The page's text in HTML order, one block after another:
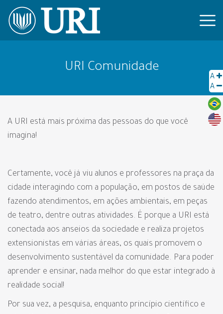
A
A
URI Comunidade
A URI está mais próxima das pessoas do que você
imagina!
Certamente, você já viu alunos e professores na praça da
cidade interagindo com a população, em postos de saúde
fazendo atendimentos, em ações ambientais, em peças
de teatro, dentre outras atividades. É porque a URI está
conectada aos anseios da sociedade e realiza projetos
extensionistas em várias áreas, os quais promovem o
desenvolvimento sustentável da comunidade. Para poder
aprender e ensinar, nada melhor do que estar integrado à
realidade social!
Por sua vez, a pesquisa, enquanto princípio científico e